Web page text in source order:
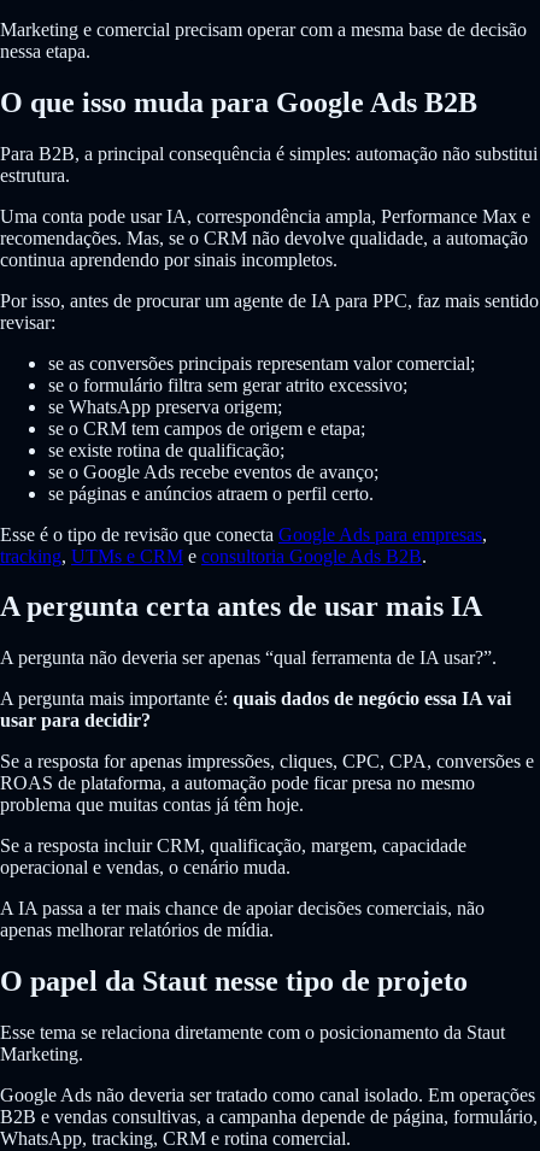
Marketing e comercial precisam operar com a mesma base de decisão
nessa etapa.
O que isso muda para Google Ads B2B
Para B2B, a principal consequência é simples: automação não substitui
estrutura.
Uma conta pode usar IA, correspondência ampla, Performance Max e
recomendações. Mas, se o CRM não devolve qualidade, a automação
continua aprendendo por sinais incompletos.
Por isso, antes de procurar um agente de IA para PPC, faz mais sentido
revisar:
se as conversões principais representam valor comercial;
se o formulário filtra sem gerar atrito excessivo;
se WhatsApp preserva origem;
se o CRM tem campos de origem e etapa;
se existe rotina de qualificação;
se o Google Ads recebe eventos de avanço;
se páginas e anúncios atraem o perfil certo.
Esse é o tipo de revisão que conecta Google Ads para empresas,
tracking, UTMs e CRM e consultoria Google Ads B2B.
A pergunta certa antes de usar mais IA
A pergunta não deveria ser apenas “qual ferramenta de IA usar?”.
A pergunta mais importante é: quais dados de negócio essa IA vai
usar para decidir?
Se a resposta for apenas impressões, cliques, CPC, CPA, conversões e
ROAS de plataforma, a automação pode ficar presa no mesmo
problema que muitas contas já têm hoje.
Se a resposta incluir CRM, qualificação, margem, capacidade
operacional e vendas, o cenário muda.
A IA passa a ter mais chance de apoiar decisões comerciais, não
apenas melhorar relatórios de mídia.
O papel da Staut nesse tipo de projeto
Esse tema se relaciona diretamente com o posicionamento da Staut
Marketing.
Google Ads não deveria ser tratado como canal isolado. Em operações
B2B e vendas consultivas, a campanha depende de página, formulário,
WhatsApp, tracking, CRM e rotina comercial.